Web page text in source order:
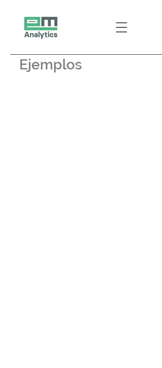
Ejemplos